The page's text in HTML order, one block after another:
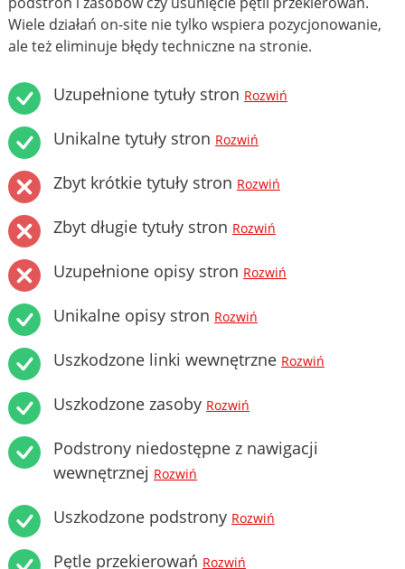
Wiele działań on-site nie tylko wspiera pozycjonowanie,
ale też eliminuje błędy techniczne na stronie.
Uzupełnione tytuły stron Rozwiń
Unikalne tytuły stron Rozwiń
Zbyt krótkie tytuły stron Rozwiń
Zbyt długie tytuły stron Rozwiń
Uzupełnione opisy stron Rozwiń
Unikalne opisy stron Rozwiń
Uszkodzone linki wewnętrzne Rozwiń
Uszkodzone zasoby Rozwiń
Podstrony niedostępne z nawigacji
wewnętrznej Rozwiń
Uszkodzone podstrony Rozwiń
Pętle przekierowań Rozwiń